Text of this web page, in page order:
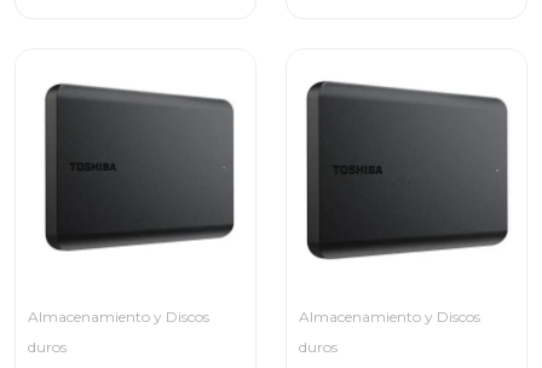
Almacenamiento y Discos
duros
Almacenamiento y Discos
duros